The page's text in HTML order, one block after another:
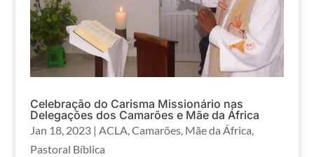
Celebração do Carisma Missionário nas
Delegações dos Camarões e Mãe da África
Jan 18, 2023| ACLA,Camarões, Mãe da África,
Pastoral Bíblica